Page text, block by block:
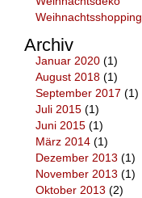
Weihnachtsshopping
Archiv
Januar 2020 (1)
August 2018 (1)
September 2017 (1)
Juli 2015 (1)
Juni 2015 (1)
März 2014 (1)
Dezember 2013 (1)
November 2013 (1)
Oktober 2013 (2)